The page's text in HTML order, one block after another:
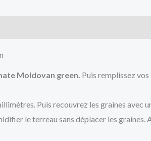
Moldovan green. Puis remplissez
Puis recouvrez les graines avec
le terreau sans déplacer les